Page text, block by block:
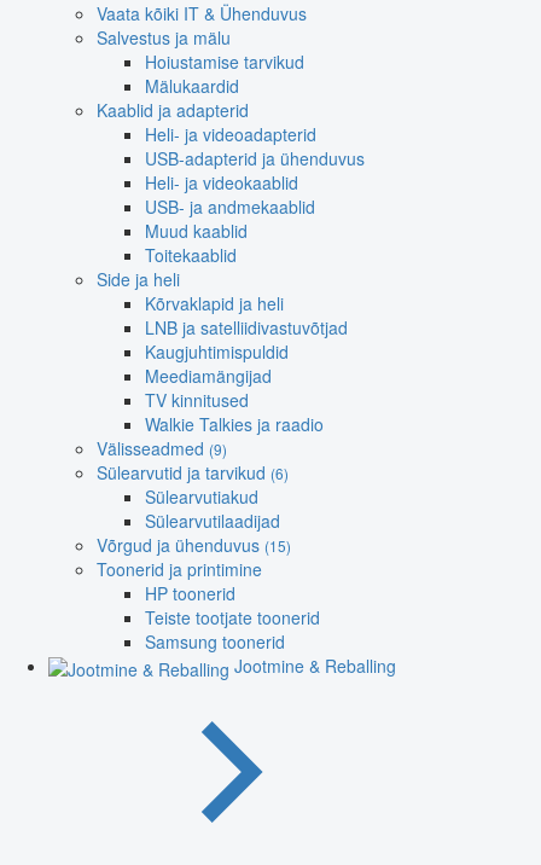
Vaata kõiki IT & Ühenduvus
Salvestus ja mälu
Hoiustamise tarvikud
Mälukaardid
Kaablid ja adapterid
Heli- ja videoadapterid
USB-adapterid ja ühenduvus
Heli- ja videokaablid
USB- ja andmekaablid
Muud kaablid
Toitekaablid
Side ja heli
Kõrvaklapid ja heli
LNB ja satelliidivastuvõtjad
Kaugjuhtimispuldid
Meediamängijad
TV kinnitused
Walkie Talkies ja raadio
Välisseadmed (9)
Sülearvutid ja tarvikud (6)
Sülearvutiakud
Sülearvutilaadijad
Võrgud ja ühenduvus (15)
Toonerid ja printimine
HP toonerid
Teiste tootjate toonerid
Samsung toonerid
Jootmine & Reballing